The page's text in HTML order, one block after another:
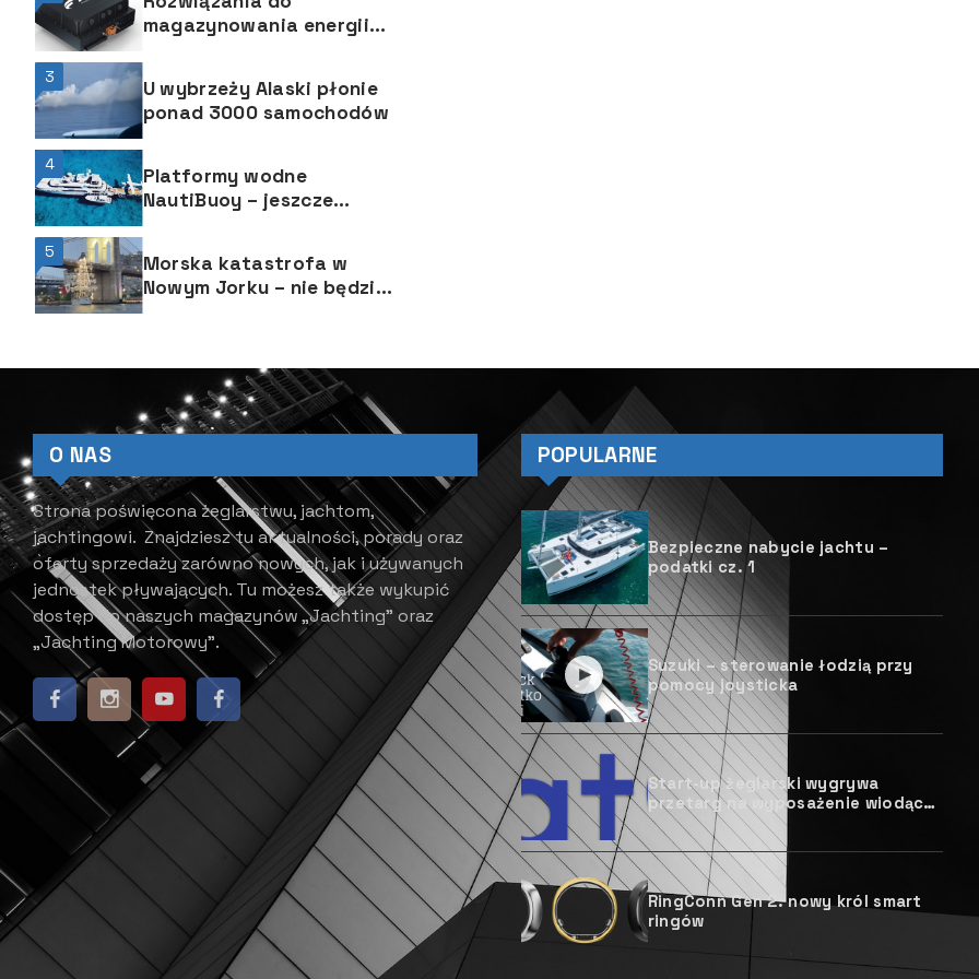
magazynowania energii
3
U wybrzeży Alaski płonie
ponad 3000 samochodów
4
Platformy wodne
NautiBuoy – jeszcze
więcej radości i zabawy
podczas rejsu
superjachtem
5
Morska katastrofa w
Nowym Jorku – nie będzie
spekulacji
O NAS
Strona poświęcona żeglarstwu, jachtom,
jachtingowi. Znajdziesz tu aktualności, porady oraz
oferty sprzedaży zarówno nowych, jak i używanych
jednostek pływających. ​ Tu możesz także wykupić
dostęp do naszych magazynów „Jachting” oraz
„Jachting Motorowy”.
POPULARNE
Bezpieczne nabycie jachtu –
podatki cz. 1
Suzuki – sterowanie łodzią przy
pomocy joysticka
Start-up żeglarski wygrywa
przetarg na wyposażenie wiodącej
szkoły żeglarstwa w Europie w
oprogramowanie serwisowe
BoatOn Book
RingConn Gen 2: nowy król smart
ringów